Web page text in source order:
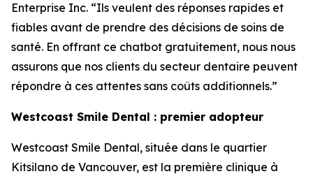
Enterprise Inc. “Ils veulent des réponses rapides et
fiables avant de prendre des décisions de soins de
santé. En offrant ce chatbot gratuitement, nous nous
assurons que nos clients du secteur dentaire peuvent
répondre à ces attentes sans coûts additionnels.”
Westcoast Smile Dental : premier adopteur
Westcoast Smile Dental, située dans le quartier
Kitsilano de Vancouver, est la première clinique à